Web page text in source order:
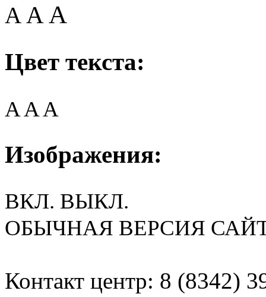
A AA
Цвет текста:
AAA
Изображения:
ВКЛ. ВЫКЛ.
ОБЫЧНАЯ ВЕРСИЯ
Контакт центр: 8 (8342)